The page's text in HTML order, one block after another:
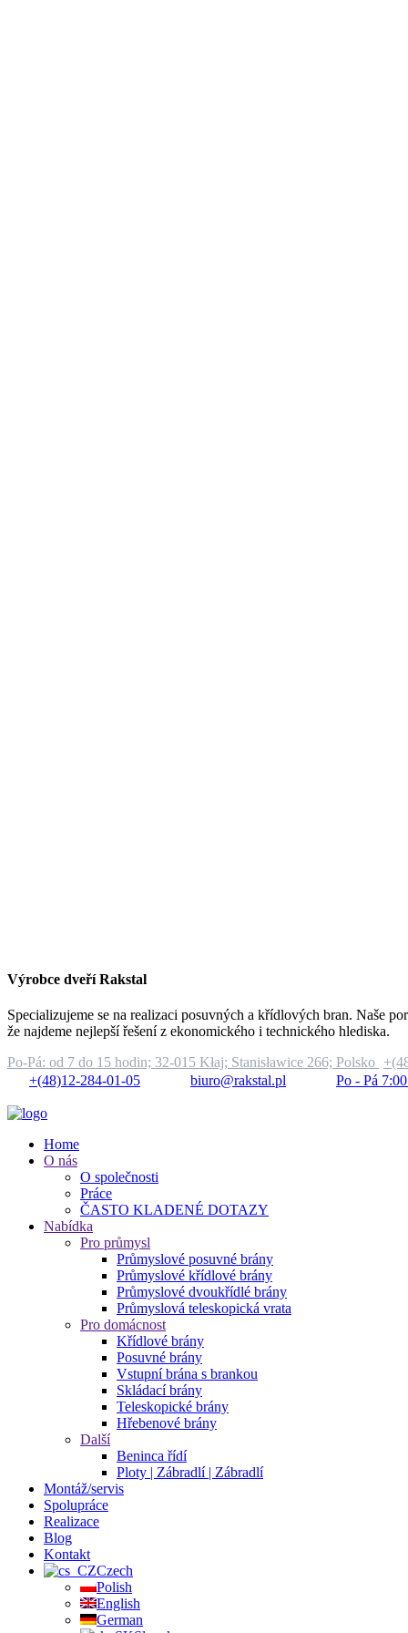
Výrobce dveří Rakstal
Specializujeme se na realizaci posuvných a křídlových bran. Naše
že najdeme nejlepší řešení z ekonomického i technického hlediska.
Po-Pá: od 7 do 15 hodin; 32-015 Kłaj; Stanisławice 266; Polsko
+(48)12-284-01-05
biuro@rakstal.pl Po - Pá
Home
O nás
O společnosti
Práce
ČASTO KLADENÉ DOTAZY
Nabídka
Pro průmysl
Průmyslové posuvné brány
Průmyslové křídlové brány
Průmyslové dvoukřídlé brány
Průmyslová teleskopická vrata
Pro domácnost
Křídlové brány
Posuvné brány
Vstupní brána s brankou
Skládací brány
Teleskopické brány
Hřebenové brány
Další
Beninca řídí
Ploty | Zábradlí | Zábradlí
Montáž/servis
Spolupráce
Realizace
Blog
Kontakt
Czech
Polish
English
German